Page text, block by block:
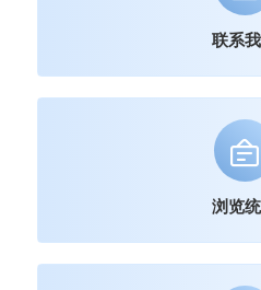
联系
浏览